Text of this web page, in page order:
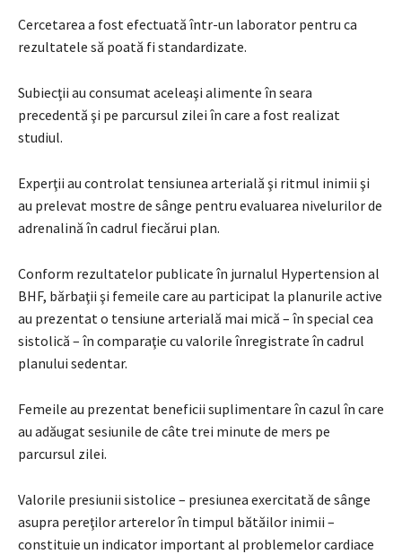
Cercetarea a fost efectuată într-un laborator pentru ca
rezultatele să poată fi standardizate.
Subiecţii au consumat aceleaşi alimente în seara
precedentă şi pe parcursul zilei în care a fost realizat
studiul.
Experţii au controlat tensiunea arterială şi ritmul inimii şi
au prelevat mostre de sânge pentru evaluarea nivelurilor de
adrenalină în cadrul fiecărui plan.
Conform rezultatelor publicate în jurnalul Hypertension al
BHF, bărbaţii şi femeile care au participat la planurile active
au prezentat o tensiune arterială mai mică – în special cea
sistolică – în comparaţie cu valorile înregistrate în cadrul
planului sedentar.
Femeile au prezentat beneficii suplimentare în cazul în care
au adăugat sesiunile de câte trei minute de mers pe
parcursul zilei.
Valorile presiunii sistolice – presiunea exercitată de sânge
asupra pereţilor arterelor în timpul bătăilor inimii –
constituie un indicator important al problemelor cardiace